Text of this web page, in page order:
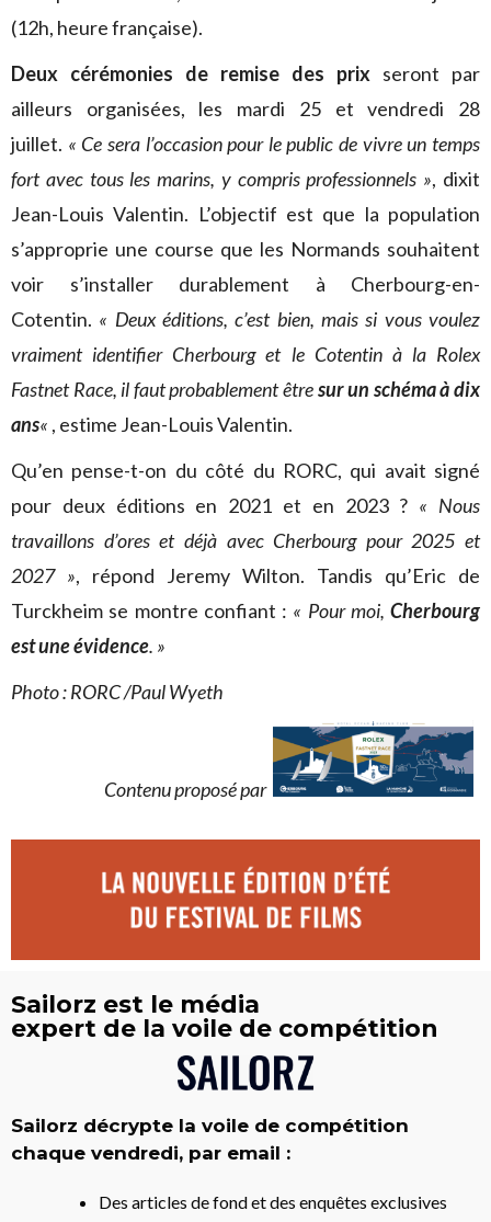
(12h, heure française).
Deux cérémonies de remise des prix seront par
ailleurs organisées, les mardi 25 et vendredi 28
juillet. « Ce sera l’occasion pour le public de vivre un temps
fort avec tous les marins, y compris professionnels », dixit
Jean-Louis Valentin. L’objectif est que la population
s’approprie une course que les Normands souhaitent
voir s’installer durablement à Cherbourg-en-
Cotentin. « Deux éditions, c’est bien, mais si vous voulez
vraiment identifier Cherbourg et le Cotentin à la Rolex
Fastnet Race, il faut probablement êtresur un schéma à dix
ans« , estime Jean-Louis Valentin.
Qu’en pense-t-on du côté du RORC, qui avait signé
pour deux éditions en 2021 et en 2023 ? « Nous
travaillons d’ores et déjà avec Cherbourg pour 2025 et
2027 », répond Jeremy Wilton. Tandis qu’Eric de
Turckheim se montre confiant : « Pour moi, Cherbourg
est une évidence. »
Photo : RORC /Paul Wyeth
Contenu proposé par
Sailorz est le média
expert de la voile de compétition
Sailorz décrypte la voile de compétition
chaque vendredi, par email :
Des articles de fond et des enquêtes exclusives